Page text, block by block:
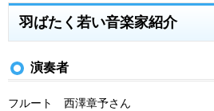
羽ばたく若い音楽家紹介
演奏者
フルート 西澤章予さん